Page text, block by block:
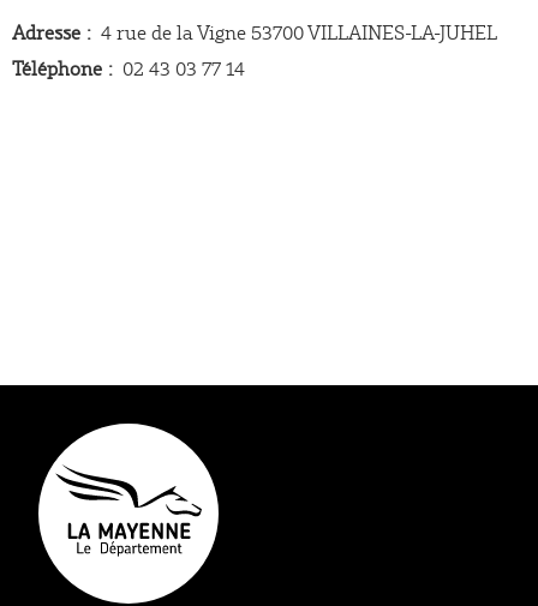
Adresse
4 rue de la Vigne 53700 VILLAINES-LA-JUHEL
Téléphone
02 43 03 77 14